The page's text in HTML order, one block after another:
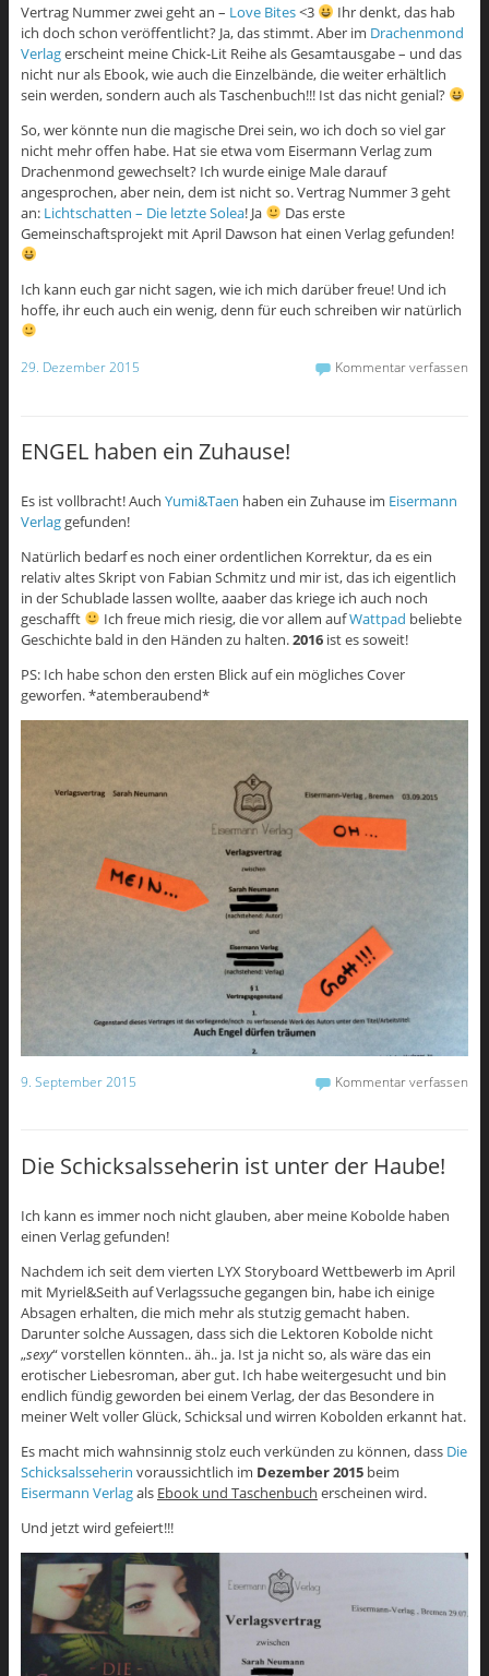
Vertrag Nummer zwei geht an – Love Bites<3
Ihr denkt, das hab
ich doch schon veröffentlicht? Ja, das stimmt. Aber im Drachenmond
Verlagerscheint meine Chick-Lit Reihe als Gesamtausgabe – und das
nicht nur als Ebook, wie auch die Einzelbände, die weiter erhältlich
sein werden, sondern auch als Taschenbuch!!! Ist das nicht genial?
So, wer könnte nun die magische Drei sein, wo ich doch so viel gar
nicht mehr offen habe. Hat sie etwa vom Eisermann Verlag zum
Drachenmond gewechselt? Ich wurde einige Male darauf
angesprochen, aber nein, dem ist nicht so. Vertrag Nummer 3 geht
an: Lichtschatten – Die letzte Solea! Ja
Das erste
Gemeinschaftsprojekt mit April Dawson hat einen Verlag gefunden!
Ich kann euch gar nicht sagen, wie ich mich darüber freue! Und ich
hoffe, ihr euch auch ein wenig, denn für euch schreiben wir natürlich
29. Dezember 2015 Kommentar verfassen
ENGEL haben ein Zuhause!
Es ist vollbracht! Auch Yumi&Taen haben ein Zuhause im Eisermann
Verlaggefunden!
Natürlich bedarf es noch einer ordentlichen Korrektur, da es ein
relativ altes Skript von Fabian Schmitz und mir ist, das ich eigentlich
in der Schublade lassen wollte, aaaber das kriege ich auch noch
geschafft
Ich freue mich riesig, die vor allem aufWattpad beliebte
Geschichte bald in den Händen zu halten.2016ist es soweit!
PS: Ich habe schon den ersten Blick auf ein mögliches Cover
geworfen. *atemberaubend*
9. September 2015 Kommentar verfassen
Die Schicksalsseherin ist unter der Haube!
Ich kann es immer noch nicht glauben, aber meine Kobolde haben
einen Verlag gefunden!
Nachdem ich seit dem vierten LYX Storyboard Wettbewerb im April
mit Myriel&Seith auf Verlagssuche gegangen bin, habe ich einige
Absagen erhalten, die mich mehr als stutzig gemacht haben.
Darunter solche Aussagen, dass sich die Lektoren Kobolde nicht
„sexy“ vorstellen könnten.. äh.. ja. Ist ja nicht so, als wäre das ein
erotischer Liebesroman, aber gut. Ich habe weitergesucht und bin
endlich fündig geworden bei einem Verlag, der das Besondere in
meiner Welt voller Glück, Schicksal und wirren Kobolden erkannt hat.
Es macht mich wahnsinnig stolz euch verkünden zu können, dass Die
Schicksalsseherin voraussichtlich im Dezember 2015beim
Eisermann Verlagals Ebook und Taschenbuch erscheinen wird.
Und jetzt wird gefeiert!!!